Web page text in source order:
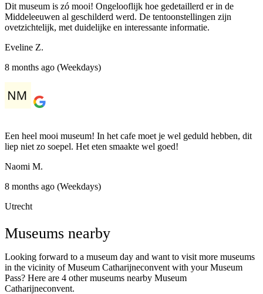
Dit museum is zó mooi! Ongelooflijk hoe gedetaillerd er in de
Middeleeuwen al geschilderd werd. De tentoonstellingen zijn
ovetzichtelijk, met duidelijke en interessante informatie.
Eveline Z.
8 months ago (Weekdays)
Een heel mooi museum! In het cafe moet je wel geduld hebben, dit
liep niet zo soepel. Het eten smaakte wel goed!
Naomi M.
8 months ago (Weekdays)
Utrecht
Museums nearby
Looking forward to a museum day and want to visit more museums
in the vicinity of Museum Catharijneconvent with your Museum
Pass? Here are 4 other museums nearby Museum
Catharijneconvent.